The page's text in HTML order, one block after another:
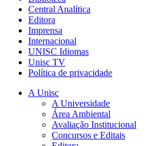
Central Analítica
Editora
Imprensa
Internacional
UNISC Idiomas
Unisc TV
Política de privacidade
A Unisc
A Universidade
Área Ambiental
Avaliação Institucional
Concursos e Editais